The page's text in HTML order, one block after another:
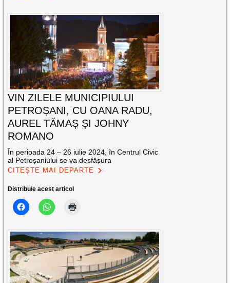
VIN ZILELE MUNICIPIULUI
PETROȘANI, CU OANA RADU,
AUREL TĂMAȘ ȘI JOHNY
ROMANO
În perioada 24 – 26 iulie 2024, în Centrul Civic
al Petroșaniului se va desfășura
CITEȘTE MAI DEPARTE
Distribuie acest articol